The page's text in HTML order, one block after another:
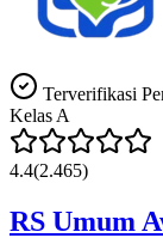
Terverifikasi
Kelas A
4.4(2.465)
RS Umum